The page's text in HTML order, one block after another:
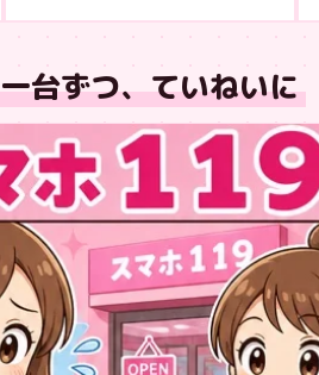
一台ずつ、ていねいに